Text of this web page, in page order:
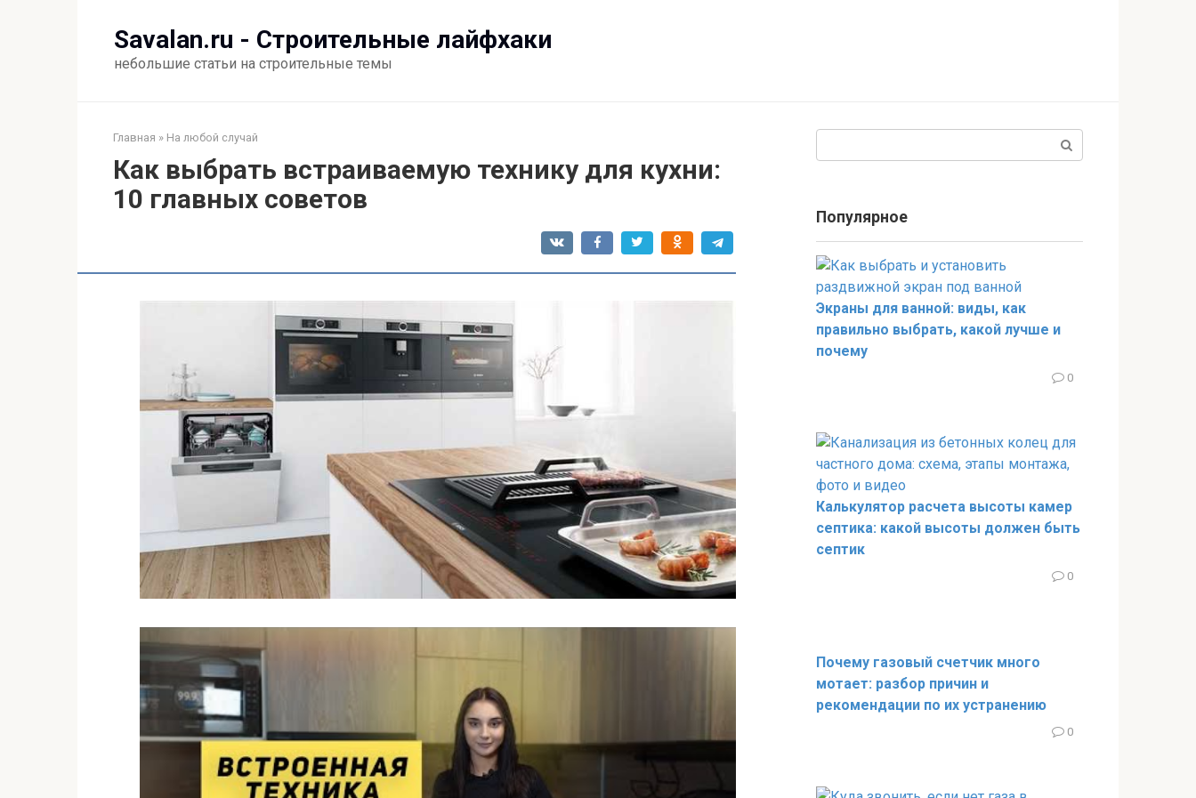
Savalan.ru - Строительные лайфхаки
небольшие статьи на строительные темы
Главная » На любой случай
Как выбрать встраиваемую технику для кухни:
10 главных советов
Популярное
Экраны для ванной: виды, как
правильно выбрать, какой лучше и
почему
0
Калькулятор расчета высоты камер
септика: какой высоты должен быть
септик
0
Почему газовый счетчик много
мотает: разбор причин и
рекомендации по их устранению
0